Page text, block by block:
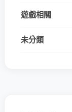
遊戲相關
未分類